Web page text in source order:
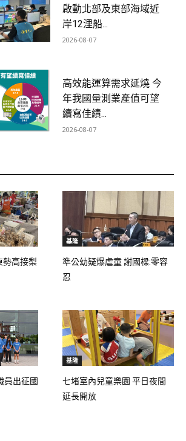
啟動北部及東部海域近
岸12浬船...
2026-08-07
高效能運算需求延燒 今
年我國量測業產值可望
續寫佳績...
2026-08-07
勢高接梨
基隆
準公幼疑爆虐童 謝國樑:零容
忍
員出征國
基隆
七堵室內兒童樂園 平日夜間
延長開放